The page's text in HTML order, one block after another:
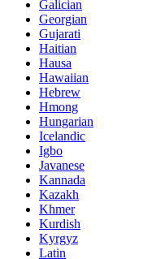
Galician
Georgian
Gujarati
Haitian
Hausa
Hawaiian
Hebrew
Hmong
Hungarian
Icelandic
Igbo
Javanese
Kannada
Kazakh
Khmer
Kurdish
Kyrgyz
Latin